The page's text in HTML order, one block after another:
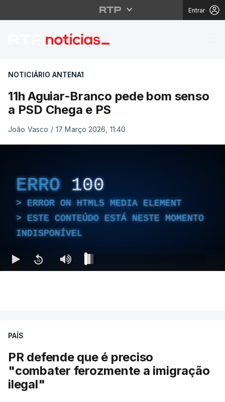
Entrar
11h Aguiar-Branco
NOTICIÁRIO ANTENA1
11h Aguiar-Branco pede bom senso
a PSD Chega e PS
João Vasco / 17 Março 2026, 11:40
ERRO 100
ERROR ON HTML5 MEDIA ELEMENT
ESTE CONTEÚDO ESTÁ NESTE MOMENTO
INDISPONÍVEL
PAÍS
PR defende que é preciso
"combater ferozmente a imigração
ilegal"